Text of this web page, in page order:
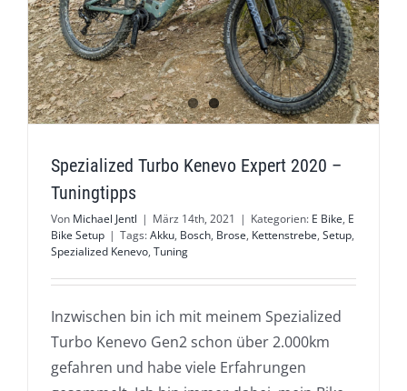
Spezialized Turbo Kenevo Expert 2020 –
Tuningtipps
Von Michael Jentl | März 14th, 2021 | Kategorien: E Bike, E
Bike Setup | Tags:Akku, Bosch, Brose, Kettenstrebe, Setup,
Spezialized Kenevo, Tuning
Inzwischen bin ich mit meinem Spezialized
Turbo Kenevo Gen2 schon über 2.000km
gefahren und habe viele Erfahrungen